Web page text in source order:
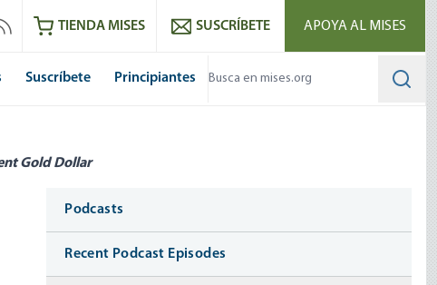
Youtube
RSS feedTIENDA MISES SUSCRÍBETE APOYA AL MISES
Suscríbete Principiantes
Gold Dollar
Media
Podcasts
Recent Podcast Episodes